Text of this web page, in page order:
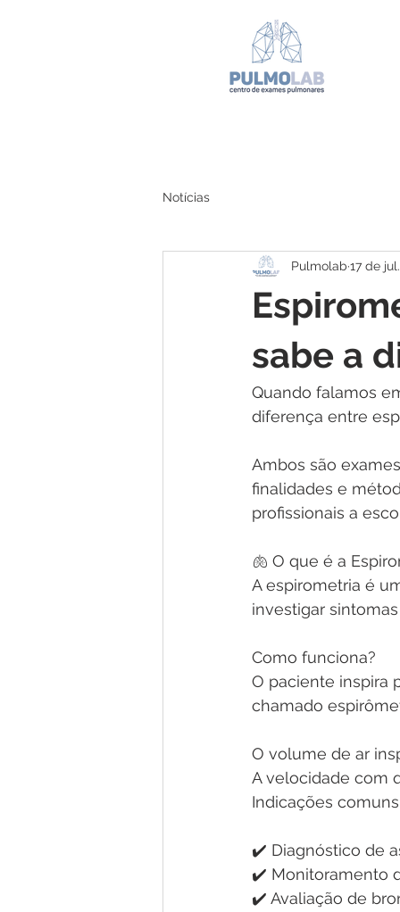
Notícias
sabe a
Pulmolab 17 de
Quando falamos
diferença entre
Ambos são
finalidades e
profissionais a
🫁 O que é a
A espirometria é
investigar
Como funciona?
O paciente inspira
chamado
O volume de ar
A velocidade com
Indicações
✔️ Diagnóstico de
✔️ Monitoramento
✔️ Avaliação de